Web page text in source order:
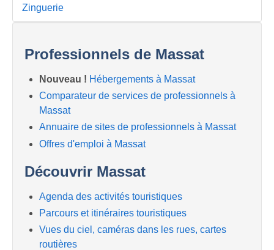
Zinguerie
Professionnels de Massat
Nouveau ! Hébergements à Massat
Comparateur de services de professionnels à
Massat
Annuaire de sites de professionnels à Massat
Offres d'emploi à Massat
Découvrir Massat
Agenda des activités touristiques
Parcours et itinéraires touristiques
Vues du ciel, caméras dans les rues, cartes
routières